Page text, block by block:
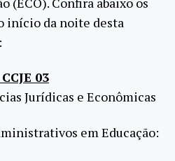
início da noite desta
03
Jurídicas e Econômicas
em Educação: